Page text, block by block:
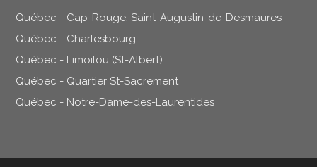
Québec - Cap-Rouge, Saint-Augustin-de-Desmaures
Québec - Charlesbourg
Québec - Limoilou (St-Albert)
Québec - Quartier St-Sacrement
Québec - Notre-Dame-des-Laurentides